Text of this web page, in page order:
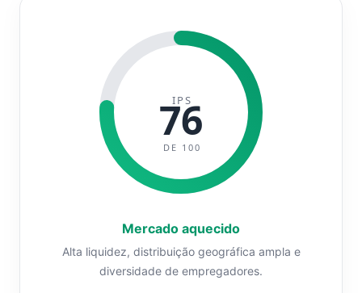
IPS
76
DE 100
Mercado aquecido
Alta liquidez, distribuição geográfica ampla e
diversidade de empregadores.